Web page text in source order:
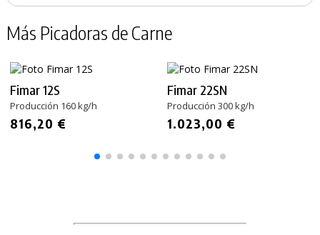
Más Picadoras de Carne
Fimar 12S
Producción 160 kg/h
816,20 €
Fimar 22SN
Producción 300 kg/h
1.023,00 €